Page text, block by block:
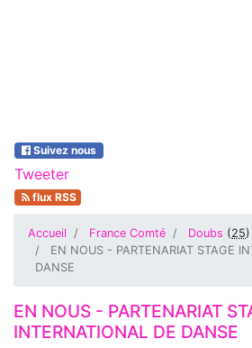
Suivez nous
Tweeter
flux RSS
Accueil France Comté Doubs (25)
EN NOUS - PARTENARIAT STAGE
DANSE
EN NOUS - PARTENARIAT
INTERNATIONAL DE DANSE